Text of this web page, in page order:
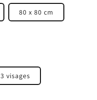
80 x 80 cm
3 visages